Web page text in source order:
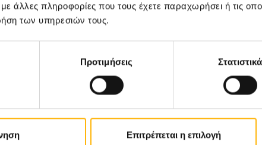
άλλες πληροφορίες που τους έχετε παραχωρήσει ή τις
των υπηρεσιών τους.
Προτιμήσεις Στατιστικά
Επιτρέπεται η επιλογή
Α’ Ουρολογικής Κλινικής ΙΑΣΩ Θεσσαλίας
μεταξύ ασθενή και ιατρού.
– απαντήσεις